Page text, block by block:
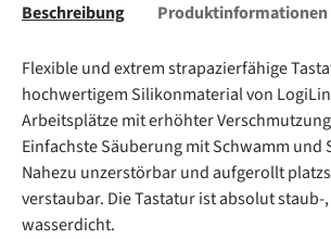
Beschreibung Produktinformationen
Flexible und extrem strapazierfähige
hochwertigem Silikonmaterial von
Arbeitsplätze mit erhöhter
Einfachste Säuberung mit Schwamm und
Nahezu unzerstörbar und aufgerollt
verstaubar. Die Tastatur ist absolut staub-
wasserdicht.